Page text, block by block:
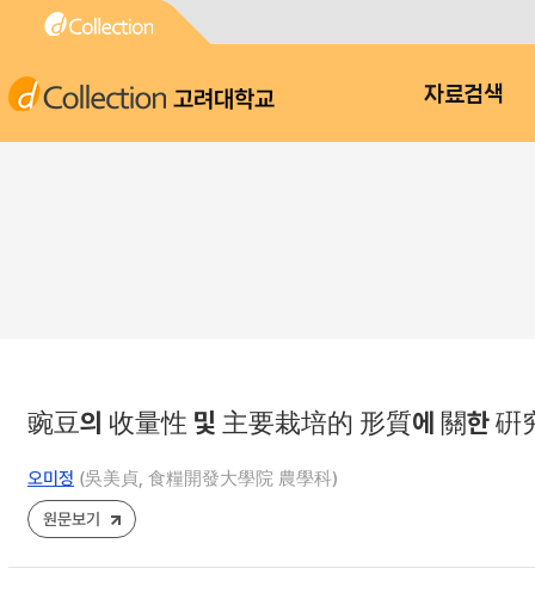
고려대학교 자료검색
豌豆의 收量性 및 主要栽培的 形質에 關한 硏
오미정 (吳美貞, 食糧開發大學院 農學科)
원문보기